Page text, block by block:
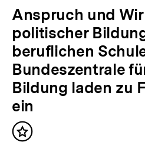
r
i
g
e
r
I
n
h
N
ä
c
h
s
t
e
r
Anspruch und
politischer
beruflichen
Bundeszentrale
Bildung laden zu
ein
Inhalt